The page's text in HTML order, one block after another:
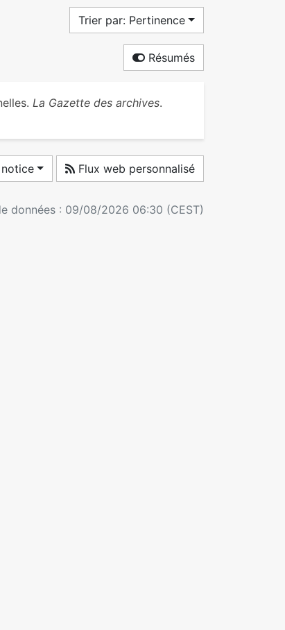
Trier par: Pertinence
Résumés
La Gazette des archives.
Flux web personnalisé
données : 09/08/2026 06:30 (CEST)